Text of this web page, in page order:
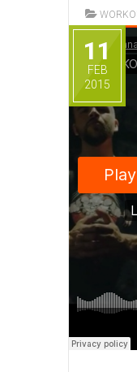
11
FEB
2015